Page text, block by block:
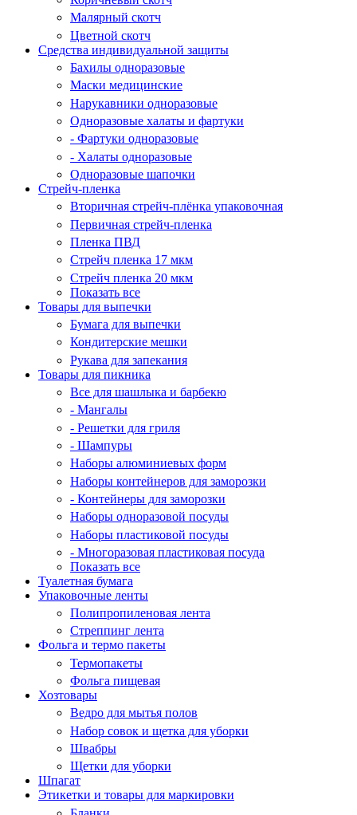
Малярный скотч
Цветной скотч
Средства индивидуальной защиты
Бахилы одноразовые
Маски медицинские
Нарукавники одноразовые
Одноразовые халаты и фартуки
- Фартуки одноразовые
- Халаты одноразовые
Одноразовые шапочки
Стрейч-пленка
Вторичная стрейч-плёнка упаковочная
Первичная стрейч-пленка
Пленка ПВД
Стрейч пленка 17 мкм
Стрейч пленка 20 мкм
Показать все
Товары для выпечки
Бумага для выпечки
Кондитерские мешки
Рукава для запекания
Товары для пикника
Все для шашлыка и барбекю
- Мангалы
- Решетки для гриля
- Шампуры
Наборы алюминиевых форм
Наборы контейнеров для заморозки
- Контейнеры для заморозки
Наборы одноразовой посуды
Наборы пластиковой посуды
- Многоразовая пластиковая посуда
Показать все
Туалетная бумага
Упаковочные ленты
Полипропиленовая лента
Стреппинг лента
Фольга и термо пакеты
Термопакеты
Фольга пищевая
Хозтовары
Ведро для мытья полов
Набор совок и щетка для уборки
Швабры
Щетки для уборки
Шпагат
Этикетки и товары для маркировки